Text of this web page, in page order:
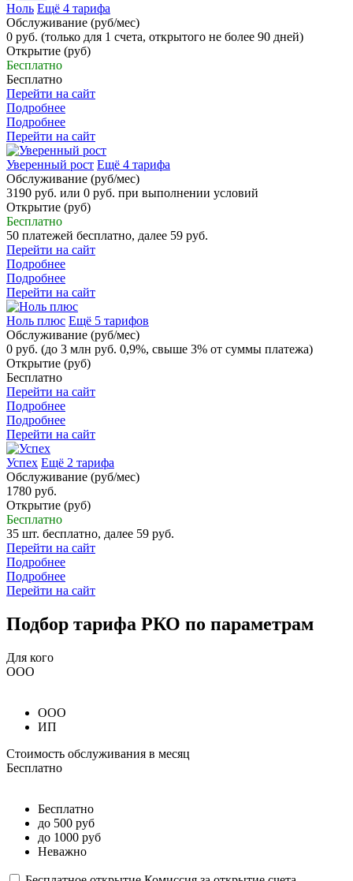
Ноль Ещё 4 тарифа
Обслуживание (руб/мес)
0 руб. (только для 1 счета, открытого не более 90 дней)
Открытие (руб)
Бесплатно
Бесплатно
Перейти на сайт
Подробнее
Подробнее
Перейти на сайт
Уверенный рост Ещё 4 тарифа
Обслуживание (руб/мес)
3190 руб. или 0 руб. при выполнении условий
Открытие (руб)
Бесплатно
50 платежей бесплатно, далее 59 руб.
Перейти на сайт
Подробнее
Подробнее
Перейти на сайт
Ноль плюс Ещё 5 тарифов
Обслуживание (руб/мес)
0 руб. (до 3 млн руб. 0,9%, свыше 3% от суммы платежа)
Открытие (руб)
Бесплатно
Перейти на сайт
Подробнее
Подробнее
Перейти на сайт
Успех Ещё 2 тарифа
Обслуживание (руб/мес)
1780 руб.
Открытие (руб)
Бесплатно
35 шт. бесплатно, далее 59 руб.
Перейти на сайт
Подробнее
Подробнее
Перейти на сайт
Подбор тарифа РКО по параметрам
Для кого
ООО
ООО
ИП
Стоимость обслуживания в месяц
Бесплатно
Бесплатно
до 500 руб
до 1000 руб
Неважно